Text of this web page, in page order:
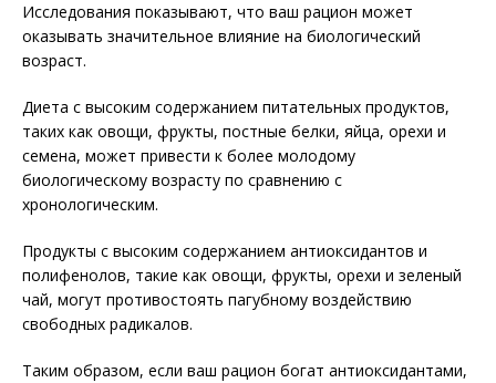
Исследования показывают, что ваш рацион может
оказывать значительное влияние на биологический
возраст.
Диета с высоким содержанием питательных продуктов,
таких как овощи, фрукты, постные белки, яйца, орехи и
семена, может привести к более молодому
биологическому возрасту по сравнению с
хронологическим.
Продукты с высоким содержанием антиоксидантов и
полифенолов, такие как овощи, фрукты, орехи и зеленый
чай, могут противостоять пагубному воздействию
свободных радикалов.
Таким образом, если ваш рацион богат антиоксидантами,